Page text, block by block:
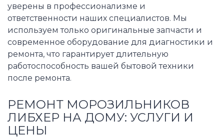
уверены в профессионализме и
ответственности наших специалистов. Мы
используем только оригинальные запчасти и
современное оборудование для диагностики и
ремонта, что гарантирует длительную
работоспособность вашей бытовой техники
после ремонта.
РЕМОНТ МОРОЗИЛЬНИКОВ
ЛИБХЕР НА ДОМУ: УСЛУГИ И
ЦЕНЫ